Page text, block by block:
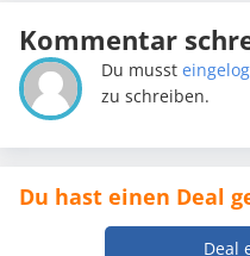
Kommentar
Du musst
zu schreiben.
Du hast einen Deal
Deal